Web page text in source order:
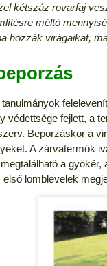
kétszáz rovarfaj
méltó
hozzák virágaikat,
védettsége fejlett, a
Beporzáskor a
A zárvatermők
a
első lomblevelek